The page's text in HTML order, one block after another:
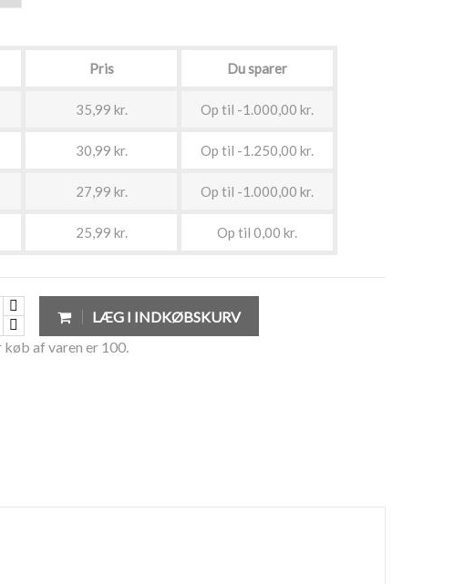
Pris Du sparer
35,99 kr. Op til -1.000,00 kr.
30,99 kr. Op til -1.250,00 kr.
27,99 kr. Op til -1.000,00 kr.
25,99 kr. Op til 0,00 kr.
LÆG I INDKØBSKURV
af varen er 100.